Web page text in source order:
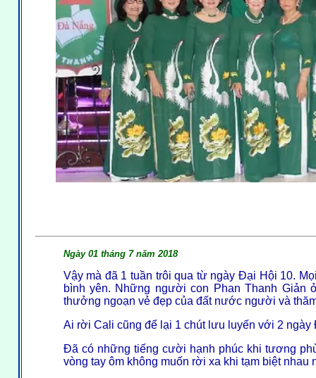
Ngày 01 tháng 7 năm 2018
Vậy mà đã 1 tuần trôi qua từ ngày Đại Hội 10.
bình yên. Những người con Phan Thanh
thưởng ngoạn vẻ đẹp của đất nước người và
Ai rời Cali cũng để lại 1 chút lưu luyến với 2 ngày
Đã có những tiếng cười hạnh phúc khi tương
vòng tay ôm không muốn rời xa khi tạm biệt nhau